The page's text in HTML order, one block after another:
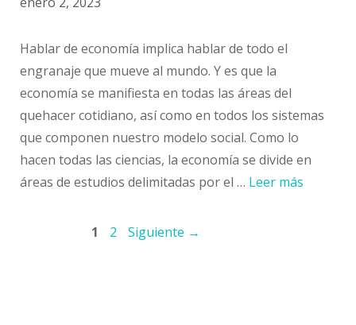
Hablar de economía implica hablar de todo el
engranaje que mueve al mundo. Y es que la
economía se manifiesta en todas las áreas del
quehacer cotidiano, así como en todos los sistemas
que componen nuestro modelo social. Como lo
hacen todas las ciencias, la economía se divide en
áreas de estudios delimitadas por el … Leer más
Navegación
Página
1 Página
2 Siguiente →